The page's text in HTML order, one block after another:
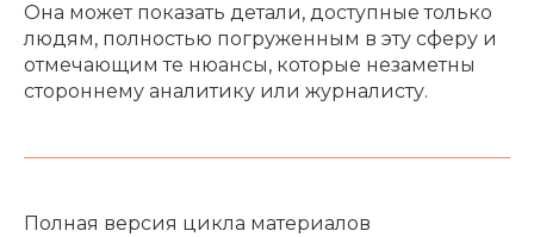
Она может показать детали, доступные только
людям, полностью погруженным в эту сферу и
отмечающим те нюансы, которые незаметны
стороннему аналитику или журналисту.
Полная версия цикла материалов